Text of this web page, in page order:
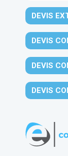
DEVIS
DEVIS
DEVIS
DEVIS